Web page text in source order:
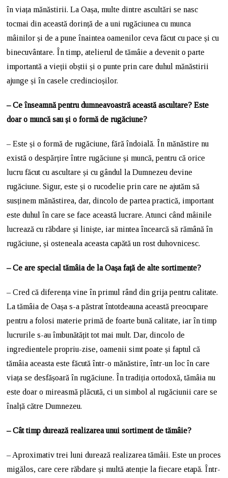
în viața mănăstirii. La Oașa, multe dintre ascultări se nasc
tocmai din această dorință de a uni rugăciunea cu munca
mâinilor și de a pune înaintea oamenilor ceva făcut cu pace și cu
binecuvântare. În timp, atelierul de tămâie a devenit o parte
importantă a vieții obștii și o punte prin care duhul mănăstirii
ajunge și în casele credincioșilor.
– Ce înseamnă pentru dumneavoastră această ascultare? Este
doar o muncă sau și o formă de rugăciune?
– Este și o formă de rugăciune, fără îndoială. În mănăstire nu
există o despărțire între rugăciune și muncă, pentru că orice
lucru făcut cu ascultare și cu gândul la Dumnezeu devine
rugăciune. Sigur, este și o rucodelie prin care ne ajutăm să
susținem mănăstirea, dar, dincolo de partea practică, important
este duhul în care se face această lucrare. Atunci când mâinile
lucrează cu răbdare și liniște, iar mintea încearcă să rămână în
rugăciune, și osteneala aceasta capătă un rost duhovnicesc.
– Ce are special tămâia de la Oașa față de alte sortimente?
– Cred că diferența vine în primul rând din grija pentru calitate.
La tămâia de Oașa s-a păstrat întotdeauna această preocupare
pentru a folosi materie primă de foarte bună calitate, iar în timp
lucrurile s-au îmbunătățit tot mai mult. Dar, dincolo de
ingredientele propriu-zise, oamenii simt poate și faptul că
tămâia aceasta este făcută într-o mănăstire, într-un loc în care
viața se desfășoară în rugăciune. În tradiția ortodoxă, tămâia nu
este doar o mireasmă plăcută, ci un simbol al rugăciunii care se
înalță către Dumnezeu.
– Cât timp durează realizarea unui sortiment de tămâie?
– Aproximativ trei luni durează realizarea tămâii. Este un proces
migălos, care cere răbdare și multă atenție la fiecare etapă. Într-